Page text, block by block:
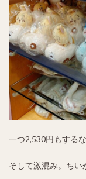
一つ2,530円もする
そして激混み。ち